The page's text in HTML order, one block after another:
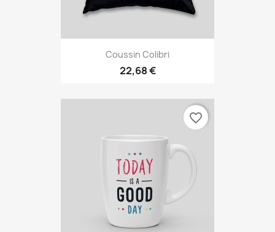
Coussin Colibri
22,68 €
favorite_border